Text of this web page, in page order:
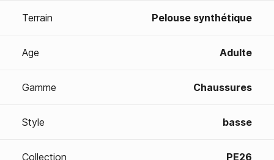
Terrain Pelouse synthétique
Age Adulte
Gamme Chaussures
Style basse
Collection PE26